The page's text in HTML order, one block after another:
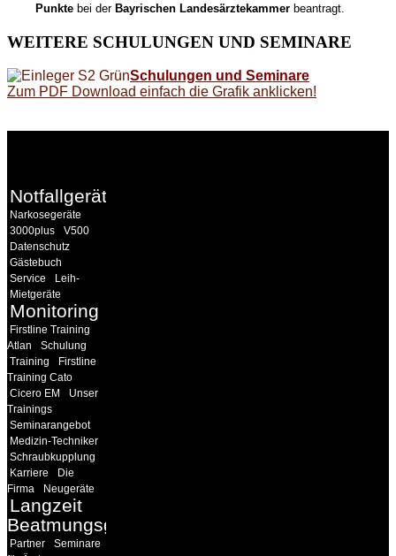
Punkte bei derBayrischen Landesärztekammer beantragt.
WEITERE SCHULUNGEN UND SEMINARE
Schulungen und Seminare
Zum PDF Download einfach die Grafik anklicken!
Notfallgeräte
Narkosegeräte
3000plus
V500
Datenschutz
Gästebuch
Service
Leih-
Mietgeräte
Monitoring
Firstline Training
Atlan
Schulung
Training
Firstline
Training Cato
Cicero EM
Unser
Trainings
Seminarangebot
Medizin-Techniker
Schraubkupplung
Karriere
Die
Firma
Neugeräte
Langzeit
Beatmungsgeräte
Partner
Seminare